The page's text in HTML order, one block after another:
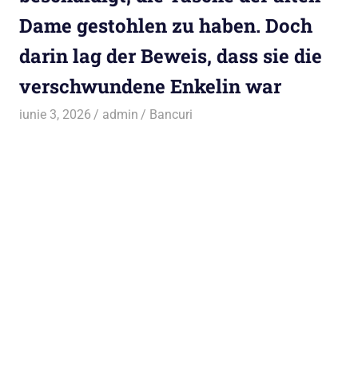
Dame gestohlen zu haben. Doch
darin lag der Beweis, dass sie die
verschwundene Enkelin war
iunie 3, 2026 admin Bancuri